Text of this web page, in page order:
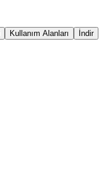
Kullanım Alanları İndir